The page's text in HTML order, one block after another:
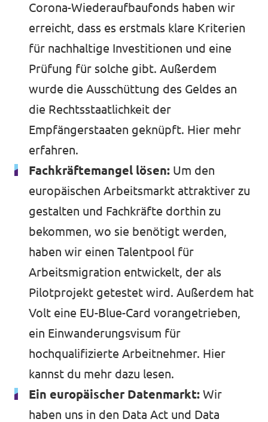
Corona-Wiederaufbaufonds haben wir
erreicht, dass es erstmals klare Kriterien
für nachhaltige Investitionen und eine
Prüfung für solche gibt. Außerdem
wurde die Ausschüttung des Geldes an
die Rechtsstaatlichkeit der
Empfängerstaaten geknüpft. Hier mehr
erfahren.
Fachkräftemangel lösen: Um den
europäischen Arbeitsmarkt attraktiver zu
gestalten und Fachkräfte dorthin zu
bekommen, wo sie benötigt werden,
haben wir einen Talentpool für
Arbeitsmigration entwickelt, der als
Pilotprojekt getestet wird. Außerdem hat
Volt eine EU-Blue-Card vorangetrieben,
ein Einwanderungsvisum für
hochqualifizierte Arbeitnehmer. Hier
kannst du mehr dazu lesen.
Ein europäischer Datenmarkt: Wir
haben uns in den Data Act und Data